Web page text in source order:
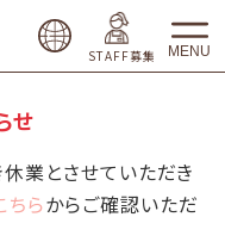
STAFF募集 MENU
せ
業とさせていただき
ちらからご確認いただ